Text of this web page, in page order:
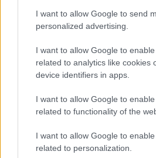
I want to allow Google to send
personalized advertising.
I want to allow Google to
related to analytics like cookies
device identifiers in apps.
I want to allow Google to
related to functionality of the
I want to allow Google to
related to personalization.
Barcraft 2 esport bár,
Zsilinszky út 59.
Facebook esemény: Itt jelezd
haverokat is!
A belépés INGYENES,